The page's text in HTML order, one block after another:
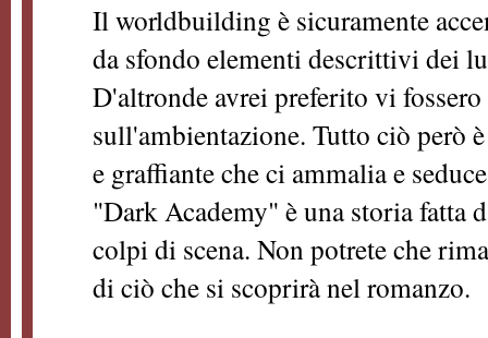
Il worldbuilding è sicuramente
da sfondo elementi descrittivi dei
D'altronde avrei preferito vi
sull'ambientazione. Tutto ciò però
e graffiante che ci ammalia e
"Dark Academy" è una storia fatta
colpi di scena. Non potrete che
di ciò che si scoprirà nel romanzo.